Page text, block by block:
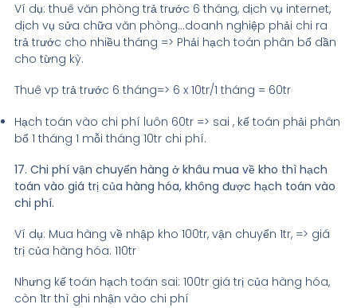
Ví dụ: thuê văn phòng trả trước 6 tháng, dịch vụ internet,
dịch vụ sửa chữa văn phòng…doanh nghiệp phải chi ra
trả trước cho nhiều tháng => Phải hạch toán phân bổ dần
cho từng kỳ.
Thuê vp trả trước 6 tháng=> 6 x 10tr/1 tháng = 60tr
Hạch toán vào chi phí luôn 60tr => sai , kế toán phải phân
bổ 1 tháng 1 mỗi tháng 10tr chi phí.
17. Chi phí vận chuyển hàng ở khâu mua về kho thì hạch
toán vào giá trị của hàng hóa, không được hạch toán vào
chi phí.
Ví dụ: Mua hàng về nhập kho 100tr, vận chuyển 1tr, => giá
trị của hàng hóa: 110tr
Nhưng kế toán hạch toán sai: 100tr giá trị của hàng hóa,
còn 1tr thì ghi nhận vào chi phí